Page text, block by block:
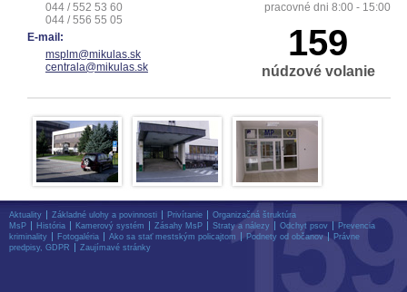
pracovné dni 8:00 - 15:00
159
núdzové volanie
044 / 552 53 60
044 / 556 55 05
E-mail:
msplm@mikulas.sk
centrala@mikulas.sk
Aktuality Základné ulohy a povinnosti Privítanie
Organizačná štruktúra
MsP
História Kamerový systém Zásahy MsP Straty a nálezy Odchyt psov
Prevencia
kriminality
Fotogaléria Ako sa stať mestským policajtom Podnety od občanov
Právne
predpisy, GDPR
Zaujímavé stránky